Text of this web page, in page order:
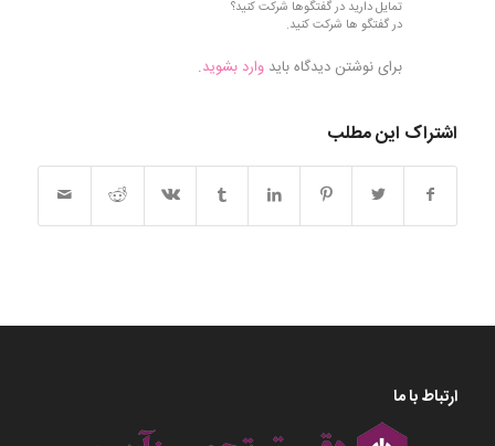
تمایل دارید در گفتگوها شرکت کنید؟
در گفتگو ها شرکت کنید.
برای نوشتن دیدگاه باید وارد بشوید.
اشتراک این مطلب
ارتباط با ما